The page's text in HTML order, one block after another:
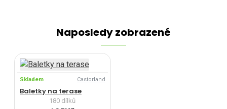
Naposledy zobrazené
Skladem Castorland
Baletky na terase
180 dílků